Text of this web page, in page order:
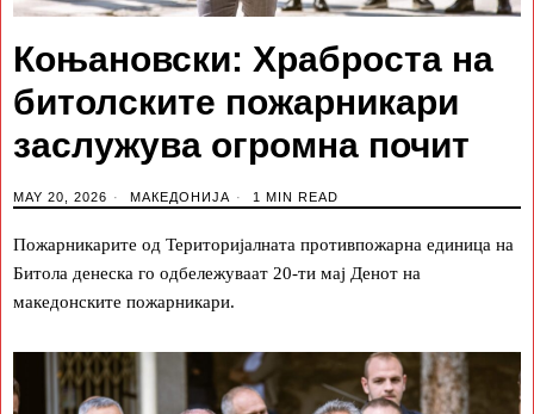
Коњановски: Храброста на
битолските пожарникари
заслужува огромна почит
MAY 20, 2026 МАКЕДОНИЈА 1 MIN READ
Пожарникарите од Територијалната противпожарна единица на
Битола денеска го одбележуваат 20-ти мај Денот на
македонските пожарникари.